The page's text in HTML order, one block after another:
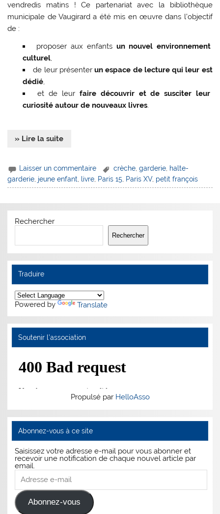
vendredis matins ! Ce partenariat avec la bibliothèque
municipale de Vaugirard a été mis en œuvre dans l’objectif
de :
proposer aux enfants un nouvel environnement
culturel,
de leur présenterun espace de lecture qui leur est
dédié,
et de leur faire découvrir et de susciter leur
curiosité autour de nouveaux livres.
» Lire la suite
Laisser un commentaire crèche,garderie, halte-
garderie jeune enfant livre Paris 15 Paris XV, petit françois
Rechercher
Rechercher
Traduire
Powered by Translate
Soutenir l’association
Propulsé par HelloAsso
Abonnez-vous à ce site
Saisissez votre adresse e-mail pour vous abonner et
recevoir une notification de chaque nouvel article par
email.
Adresse
e-
Abonnez-vous